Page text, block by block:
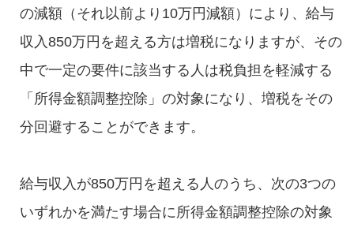
の減額（それ以前より10万円減額）により、給与
収入850万円を超える方は増税になりますが、その
中で一定の要件に該当する人は税負担を軽減する
「所得金額調整控除」の対象になり、増税をその
分回避することができます。
給与収入が850万円を超える人のうち、次の3つの
いずれかを満たす場合に所得金額調整控除の対象